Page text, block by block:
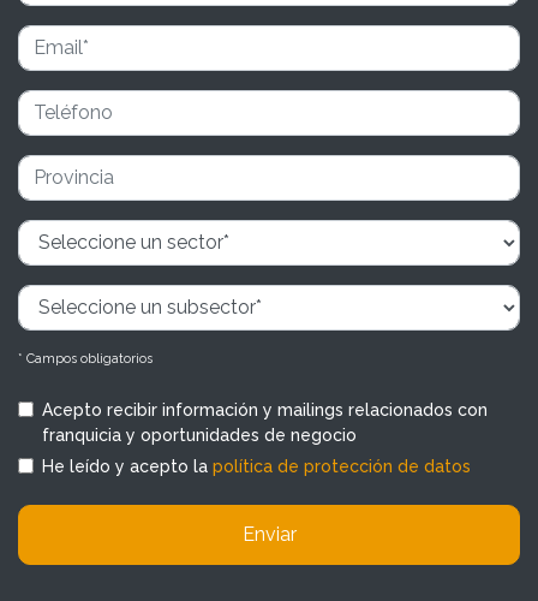
* Campos obligatorios
Acepto recibir información y mailings relacionados con
franquicia y oportunidades de negocio
He leído y acepto la política de protección de datos
Enviar